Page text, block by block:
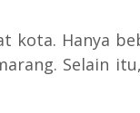
kota. Hanya
Selain